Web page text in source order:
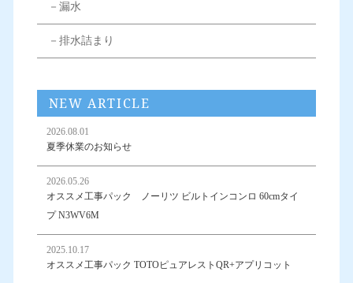
－漏水
－排水詰まり
NEW ARTICLE
2026.08.01
夏季休業のお知らせ
2026.05.26
オススメ工事パック ノーリツ ビルトインコンロ 60cmタイ
プ N3WV6M
2025.10.17
オススメ工事パック TOTOピュアレストQR+アプリコット